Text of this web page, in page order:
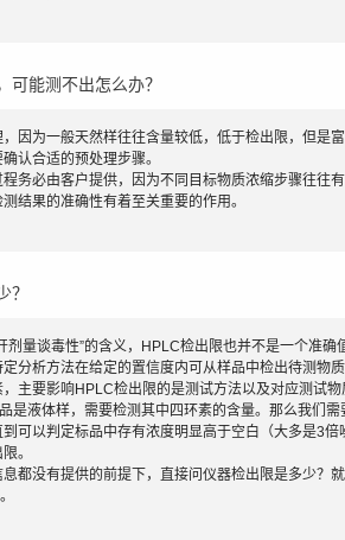
可能测不出怎么办？
因为一般天然样往往含量较低，低于检出限，但是
认合适的预处理步骤。
务必由客户提供，因为不同目标物质浓缩步骤往往
结果的准确性有着至关重要的作用。
？
量谈毒性”的含义，HPLC检出限也并不是一个准确
分析方法在给定的置信度内可从样品中检出待测物
主要影响HPLC检出限的是测试方法以及对应测试物
是液体样，需要检测其中四环素的含量。那么我们
可以判定标品中存有浓度明显高于空白（大多是3
。
都没有提供的前提下，直接问仪器检出限是多少？